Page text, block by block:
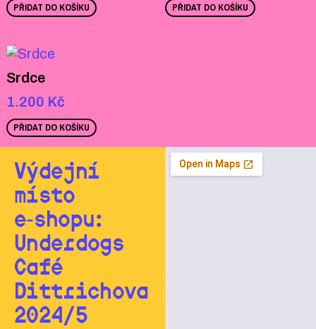
PŘIDAT DO KOŠÍKU PŘIDAT DO KOŠÍKU
Srdce
1.200 Kč
PŘIDAT DO KOŠÍKU
Výdejní
místo
e‑shopu:
Underdogs
Café
Dittrichova
2024/5